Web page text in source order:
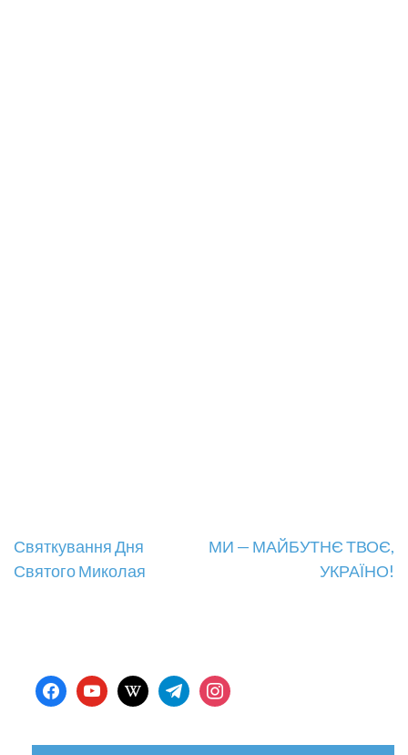
Навігація
записів
Святкування Дня
Святого Миколая
МИ — МАЙБУТНЄ ТВОЄ,
УКРАЇНО!
facebookyoutubewikipediatelegraminstagram